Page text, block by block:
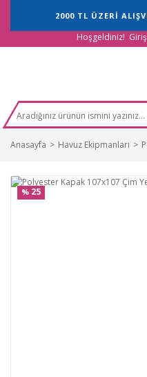
2000 TL ÜZERİ
Hoşgeldiniz!
Anasayfa Havuz Ekipmanları
% 25